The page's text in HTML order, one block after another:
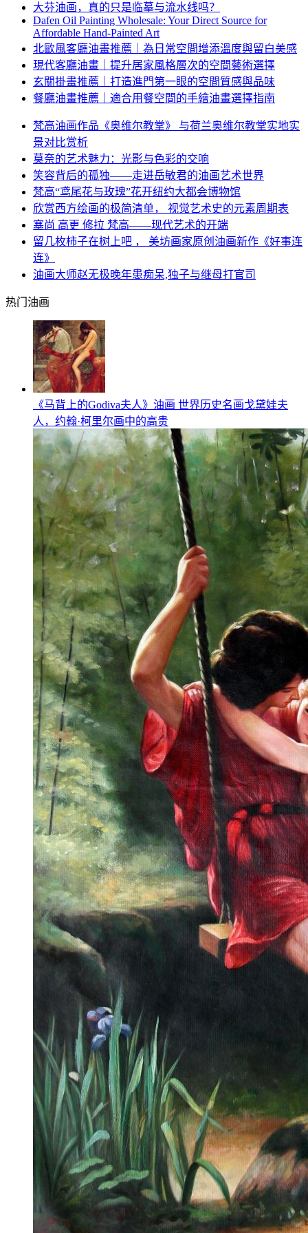
大芬油画，真的只是临摹与流水线吗？
Dafen Oil Painting Wholesale: Your Direct Source for
Affordable Hand-Painted Art
北歐風客廳油畫推薦｜為日常空間增添溫度與留白美感
現代客廳油畫｜提升居家風格層次的空間藝術選擇
玄關掛畫推薦｜打造進門第一眼的空間質感與品味
餐廳油畫推薦｜適合用餐空間的手繪油畫選擇指南
梵高油画作品《奥维尔教堂》 与荷兰奥维尔教堂实地实
景对比赏析
莫奈的艺术魅力：光影与色彩的交响
笑容背后的孤独——走进岳敏君的油画艺术世界
梵高“鸢尾花与玫瑰”花开纽约大都会博物馆
欣赏西方绘画的极简清单， 视觉艺术史的元素周期表
塞尚 高更 修拉 梵高——现代艺术的开端
留几枚柿子在树上吧 ， 美坊画家原创油画新作《好事连
连》
油画大师赵无极晚年患痴呆,独子与继母打官司
热门油画
《马背上的Godiva夫人》油画 世界历史名画戈黛娃夫
人，约翰·柯里尔画中的高贵